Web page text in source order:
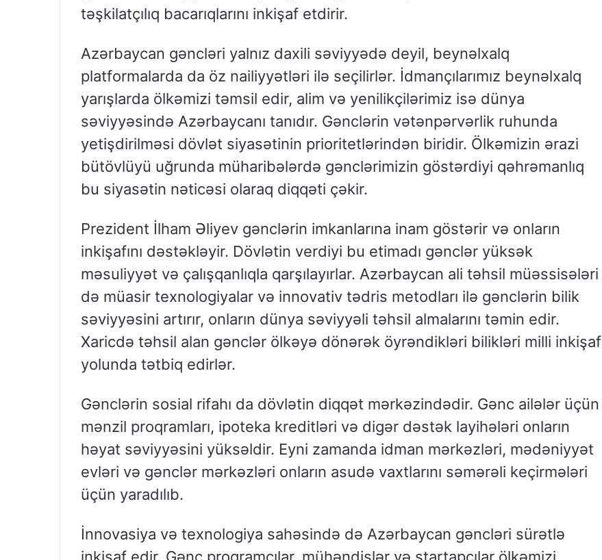
təşkilatçılıq bacarıqlarını inkişaf etdirir.
Azərbaycan gəncləri yalnız daxili səviyyədə deyil, beynəlxalq
platformalarda da öz nailiyyətləri ilə seçilirlər. İdmançılarımız beynəlxalq
yarışlarda ölkəmizi təmsil edir, alim və yenilikçilərimiz isə dünya
səviyyəsində Azərbaycanı tanıdır. Gənclərin vətənpərvərlik ruhunda
yetişdirilməsi dövlət siyasətinin prioritetlərindən biridir. Ölkəmizin ərazi
bütövlüyü uğrunda müharibələrdə gənclərimizin göstərdiyi qəhrəmanlıq
bu siyasətin nəticəsi olaraq diqqəti çəkir.
Prezident İlham Əliyev gənclərin imkanlarına inam göstərir və onların
inkişafını dəstəkləyir. Dövlətin verdiyi bu etimadı gənclər yüksək
məsuliyyət və çalışqanlıqla qarşılayırlar. Azərbaycan ali təhsil müəssisələri
də müasir texnologiyalar və innovativ tədris metodları ilə gənclərin bilik
səviyyəsini artırır, onların dünya səviyyəli təhsil almalarını təmin edir.
Xaricdə təhsil alan gənclər ölkəyə dönərək öyrəndikləri bilikləri milli inkişaf
yolunda tətbiq edirlər.
Gənclərin sosial rifahı da dövlətin diqqət mərkəzindədir. Gənc ailələr üçün
mənzil proqramları, ipoteka kreditləri və digər dəstək layihələri onların
həyat səviyyəsini yüksəldir. Eyni zamanda idman mərkəzləri, mədəniyyət
evləri və gənclər mərkəzləri onların asudə vaxtlarını səmərəli keçirmələri
üçün yaradılıb.
İnnovasiya və texnologiya sahəsində də Azərbaycan gəncləri sürətlə